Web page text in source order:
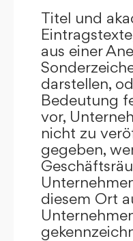
Titel und
aus einer
darstellen,
Bedeutung
vor,
nicht zu
gegeben,
diesem Ort